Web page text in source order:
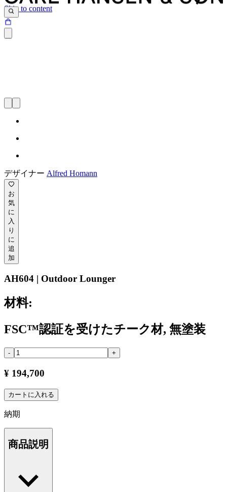
Skip to content
デザイナー Alfred Homann
お
気
に
入
り
に
追
加
AH604 | Outdoor Lounger
材料:
FSC™認証を受けたチーク材, 無塗装
- +
¥ 194,700
カートに入れる
納期
商品説明